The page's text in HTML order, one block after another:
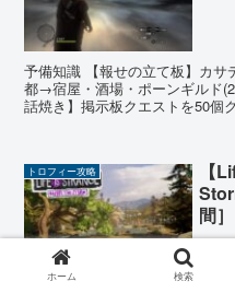
予備知識 【報せの立て板】カ
都→宿屋・酒場・ポーンギルド
話焼き】掲示板クエストを50個
トロフィー攻略
【
間
【攻略タイトル一覧はこちら
ホーム 検索